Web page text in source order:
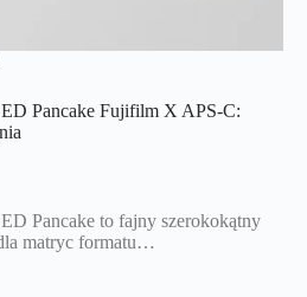
Pancake Fujifilm X APS-C:
Pancake to fajny szerokokątny
matryc formatu…